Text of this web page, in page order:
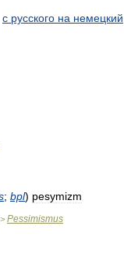
с русского на немецкий
; bpl) pesymizm
Pessimismus